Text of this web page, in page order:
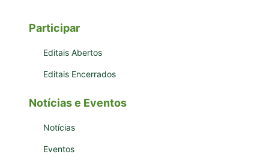
Participar
Editais Abertos
Editais Encerrados
Notícias e Eventos
Notícias
Eventos